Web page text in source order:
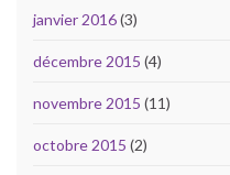
janvier 2016(3)
décembre 2015 (4)
novembre 2015 (11)
octobre 2015 (2)